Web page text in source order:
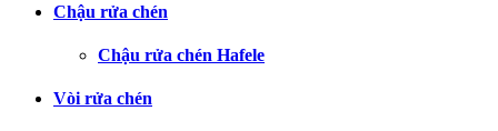
Chậu rửa chén
Chậu rửa chén Hafele
Vòi rửa chén